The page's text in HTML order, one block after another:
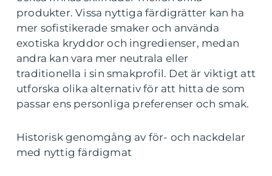
produkter. Vissa nyttiga färdigrätter kan ha
mer sofistikerade smaker och använda
exotiska kryddor och ingredienser, medan
andra kan vara mer neutrala eller
traditionella i sin smakprofil. Det är viktigt att
utforska olika alternativ för att hitta de som
passar ens personliga preferenser och smak.
Historisk genomgång av för- och nackdelar
med nyttig färdigmat